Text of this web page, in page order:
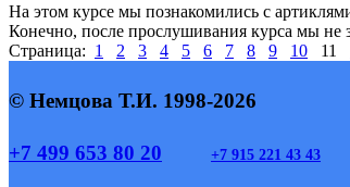
На этом курсе мы познакомились с
Конечно, после прослушивания курса мы не
Страница: 1 2 3 4 5 6 7 8 9 10 11
© Немцова Т.И. 1998-2026
+7 499 653 80 20 +7 915 221 43 43